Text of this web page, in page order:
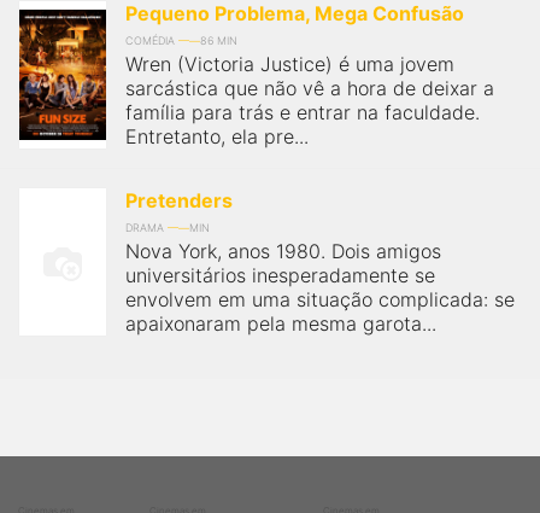
Pequeno Problema, Mega Confusão
COMÉDIA 86 MIN
Wren (Victoria Justice) é uma jovem
sarcástica que não vê a hora de deixar a
família para trás e entrar na faculdade.
Entretanto, ela pre...
Pretenders
DRAMA MIN
Nova York, anos 1980. Dois amigos
universitários inesperadamente se
envolvem em uma situação complicada: se
apaixonaram pela mesma garota...